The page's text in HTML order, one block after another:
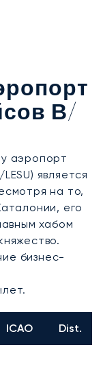
В/
аэропорт
LESU) является
на то,
его
хабом
бизнес-
ICAO Dist.